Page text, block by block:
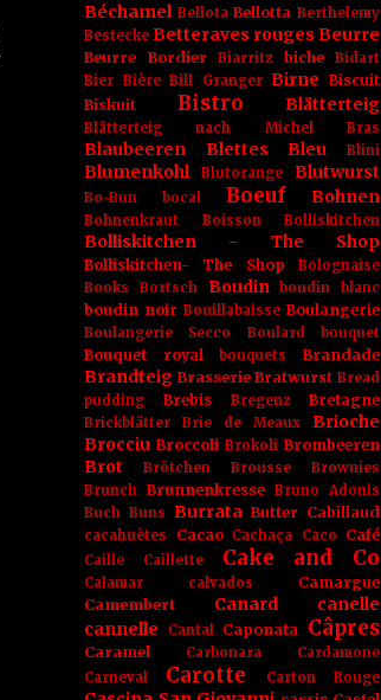
Béchamel Bellota Bellotta Berthelemy
Bestecke Betteraves rouges Beurre
Beurre Bordier Biarritz biche
Bidart
Bier Bière Bill Granger Birne
Biscuit
Biskuit
Bistro Blätterteig
Blätterteig nach Michel Bras
Blaubeeren Blettes Bleu Blini
Blumenkohl Blutorange Blutwurst
Bo-Bun bocal Boeuf Bohnen
Bohnenkraut Boisson Bolliskitchen
Bolliskitchen - The Shop
Bolliskitchen- The Shop
Bolognaise
Books
Bortsch Boudin boudin blanc
boudin noir Bouillabaisse Boulangerie
Boulangerie Secco Boulard bouquet
Bouquet royal bouquets Brandade
Brandteig Brasserie Bratwurst Bread
pudding
Brebis Bregenz Bretagne
Brickblätter Brie de Meaux
Brioche
Brocciu Broccoli Brokoli Brombeeren
Brot Brötchen Brousse
Brownies
Brunch Brunnenkresse Bruno Adonis
Buch Buns Burrata Butter Cabillaud
cacahuètes Cacao Cachaça Caco Café
Caille Caillette Cake and Co
Calamar calvados
Camargue
Camembert
Canard
canelle
cannelle
Cantal Caponata Câpres
Caramel Carbonara
Cardamone
Carneval
Carotte Carton Rouge